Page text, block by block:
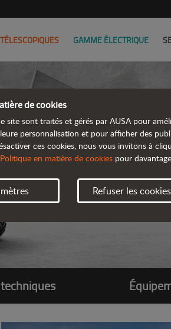
TÉLESCOPIQUES GAMME ÉLECTRIQUE
de cookies
site sont traités et gérés par AUSA pour
personnalisation et pour afficher des
ces cookies, nous vous invitons à
Politique en matière de cookies pour
Refuser les cookies